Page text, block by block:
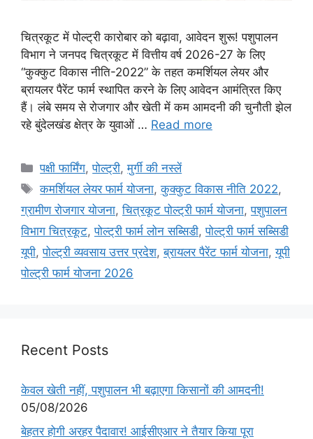
चित्रकूट में पोल्ट्री कारोबार को बढ़ावा, आवेदन शुरू! पशुपालन
विभाग ने जनपद चित्रकूट में वित्तीय वर्ष 2026-27 के लिए
“कुक्कुट विकास नीति-2022” के तहत कमर्शियल लेयर और
ब्रायलर पैरेंट फार्म स्थापित करने के लिए आवेदन आमंत्रित किए
हैं। लंबे समय से रोजगार और खेती में कम आमदनी की चुनौती झेल
रहे बुंदेलखंड क्षेत्र के युवाओं … Read more
पक्षी फार्मिंग,पोल्ट्री,मुर्गी की नस्लें
कमर्शियल लेयर फार्म योजना,कुक्कुट विकास नीति 2022,
ग्रामीण रोजगार योजना,चित्रकूट पोल्ट्री फार्म योजना,पशुपालन
विभाग चित्रकूट,पोल्ट्री फार्म लोन सब्सिडी,पोल्ट्री फार्म सब्सिडी
यूपी,पोल्ट्री व्यवसाय उत्तर प्रदेश,ब्रायलर पैरेंट फार्म योजना,यूपी
पोल्ट्री फार्म योजना 2026
Recent Posts
केवल खेती नहीं, पशुपालन भी बढ़ाएगा किसानों की आमदनी!
05/08/2026
बेहतर होगी अरहर पैदावार! आईसीएआर ने तैयार किया पूरा